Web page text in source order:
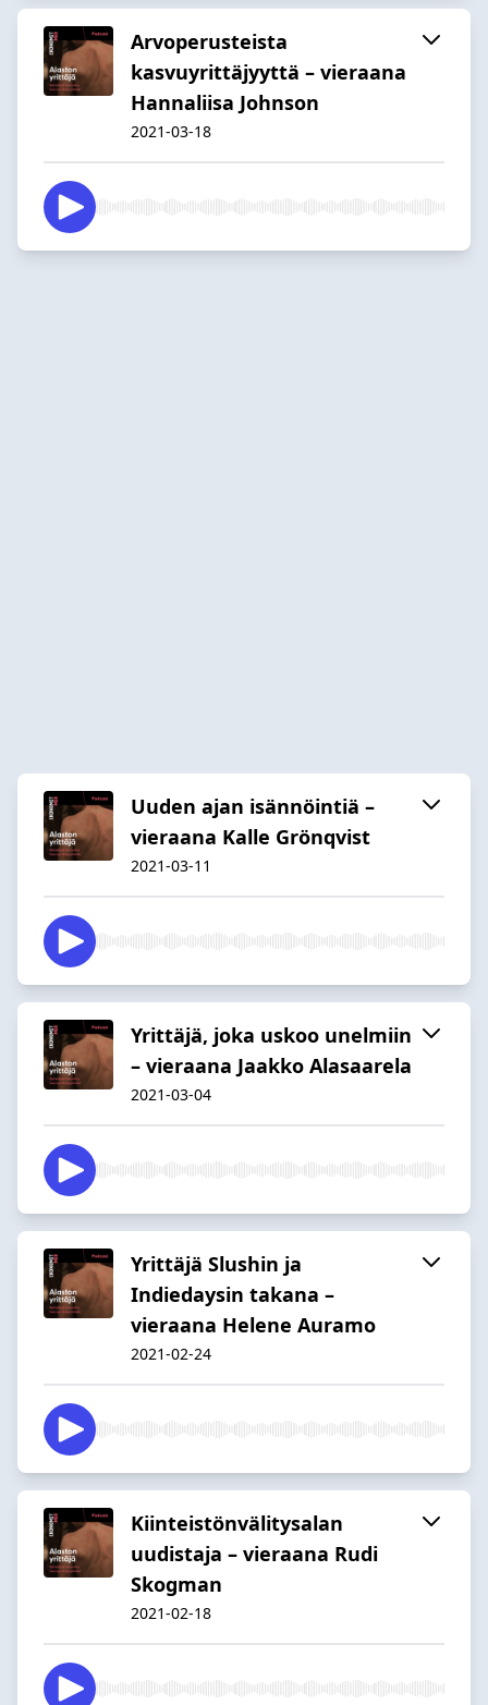
Arvoperusteista
kasvuyrittäjyyttä – vieraana
Hannaliisa Johnson
2021-03-18
Uuden ajan isännöintiä –
vieraana Kalle Grönqvist
2021-03-11
Yrittäjä, joka uskoo unelmiin
– vieraana Jaakko Alasaarela
2021-03-04
Yrittäjä Slushin ja
Indiedaysin takana –
vieraana Helene Auramo
2021-02-24
Kiinteistönvälitysalan
uudistaja – vieraana Rudi
Skogman
2021-02-18